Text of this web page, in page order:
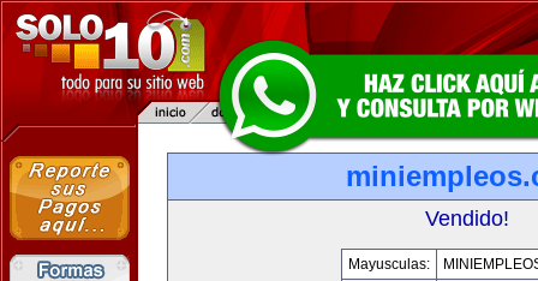
Vendido!
Mayusculas: